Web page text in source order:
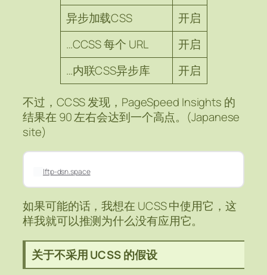
异步加载CSS
开启
…CCSS 每个 URL
开启
…内联CSS异步库
开启
不过，CCSS 发现，PageSpeed Insights 的
结果在 90 左右会达到一个高点。(Japanese
site)
lftp-dsn.space
如果可能的话，我想在 UCSS 中使用它，这
样我就可以推测为什么没有应用它。
关于不采用 UCSS 的假设